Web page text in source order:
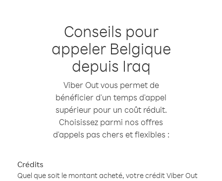
Conseils pour
appeler Belgique
depuis Iraq
Viber Out vous permet de
bénéficier d'un temps d'appel
supérieur pour un coût réduit.
Choisissez parmi nos offres
d'appels pas chers et flexibles :
Crédits
Quel que soit le montant acheté, votre crédit Viber Out